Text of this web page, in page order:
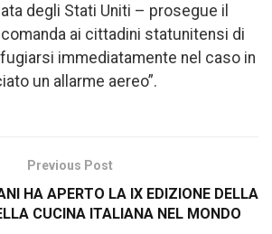
degli Stati Uniti – prosegue il
ai cittadini statunitensi di
immediatamente nel caso in
un allarme aereo”.
Previous Post
HA APERTO LA IX EDIZIONE DELLA
CUCINA ITALIANA NEL MONDO